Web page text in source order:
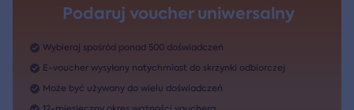
Podaruj voucher uniwersalny
Wybieraj spośród ponad 500 doświadczeń
E-voucher wysyłany natychmiast do skrzynki odbiorczej
Może być używany do wielu doświadczeń